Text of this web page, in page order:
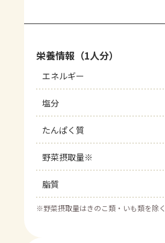
栄養情報（1人分）
エネルギー
塩分
たんぱく質
野菜摂取量※
脂質
※野菜摂取量はきのこ類・いも類を除く